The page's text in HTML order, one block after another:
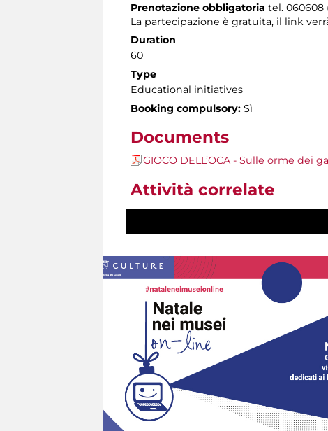
Prenotazione obbligatoria tel. 060608
La partecipazione è gratuita, il link
Duration
60'
Type
Educational initiatives
Booking compulsory: Sì
Documents
GIOCO DELL’OCA - Sulle orme dei
Attività correlate